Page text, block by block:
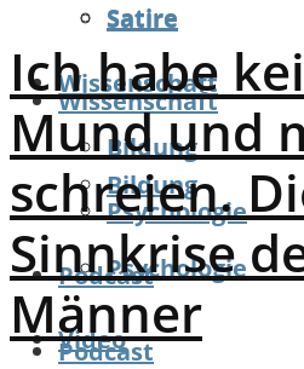
Satire
Wissenschaft
Bildung
Psychologie
Podcast
Satire
Wissenschaft
Bildung
Psychologie
Podcast
Video
Ich habe
Mund und
schreien.
Sinnkrise
Männer